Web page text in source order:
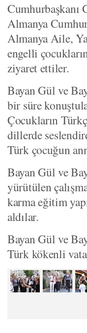
Cumhurbaşkanı
Almanya
Almanya Aile,
engelli
ziyaret ettiler.
Bayan Gül ve
bir süre
Çocukların
dillerde
Türk çocuğun
Bayan Gül ve
yürütülen
karma eğitim
aldılar.
Bayan Gül ve
Türk kökenli